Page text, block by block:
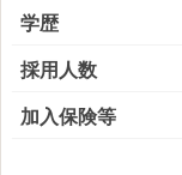
学歴
採用人数
加入保険等